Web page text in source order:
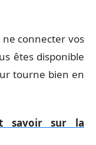
connecter vos
êtes disponible
tourne bien en
savoir sur la